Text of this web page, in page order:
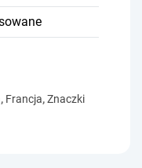
, Francja,Znaczki